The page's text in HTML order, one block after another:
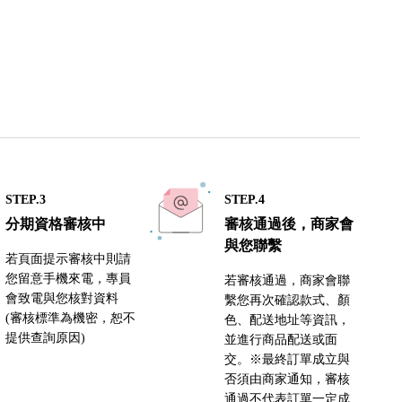
STEP.3
分期資格審核中
若頁面提示審核中則請
您留意手機來電，專員
會致電與您核對資料
(審核標準為機密，恕不
提供查詢原因)
STEP.4
審核通過後，商家會
與您聯繫
若審核通過，商家會聯
繫您再次確認款式、顏
色、配送地址等資訊，
並進行商品配送或面
交。※最終訂單成立與
否須由商家通知，審核
通過不代表訂單一定成